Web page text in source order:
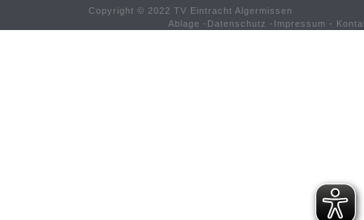
Copyright © 2022 TV Eintracht Algermissen
Ablage - Datenschutz - Impressum -